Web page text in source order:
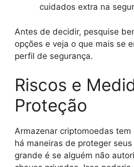
cuidados extra na
Antes de decidir, pesquise
opções e veja o que mais se
perfil de segurança.
Riscos e
Proteção
Armazenar criptomoedas tem
há maneiras de proteger
grande é se alguém não